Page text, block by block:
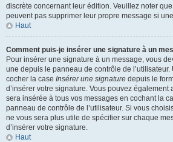
discrète concernant leur édition. Veuillez noter
peuvent pas supprimer leur propre message si
Haut
Comment puis-je insérer une signature à un
Pour insérer une signature à un message, vous
une depuis le panneau de contrôle de
cocher la case Insérer une signature depuis le
d’insérer votre signature. Vous pouvez également
sera insérée à tous vos messages en cochant la
panneau de contrôle de l’utilisateur. Si vous
ne vous sera plus utile de spécifier sur chaque
d’insérer votre signature.
Haut